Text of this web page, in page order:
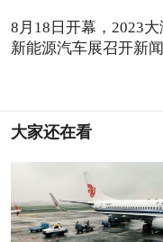
8月18日开幕，2023大
新能源汽车展召开新
大家还在看